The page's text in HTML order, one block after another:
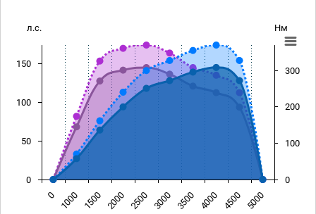
л.с. Нм
0 1000 1500 2000 2500 3000 3500 4000 4500 5000
0
50
100
150
0
100
200
300